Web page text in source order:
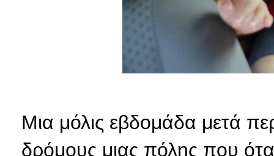
Μια μόλις εβδομάδα μετά
δρόμους μιας πόλης που